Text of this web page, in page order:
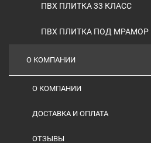
ПВХ ПЛИТКА 33 КЛАСС
ПВХ ПЛИТКА ПОД МРАМОР
О КОМПАНИИ
О КОМПАНИИ
ДОСТАВКА И ОПЛАТА
ОТЗЫВЫ